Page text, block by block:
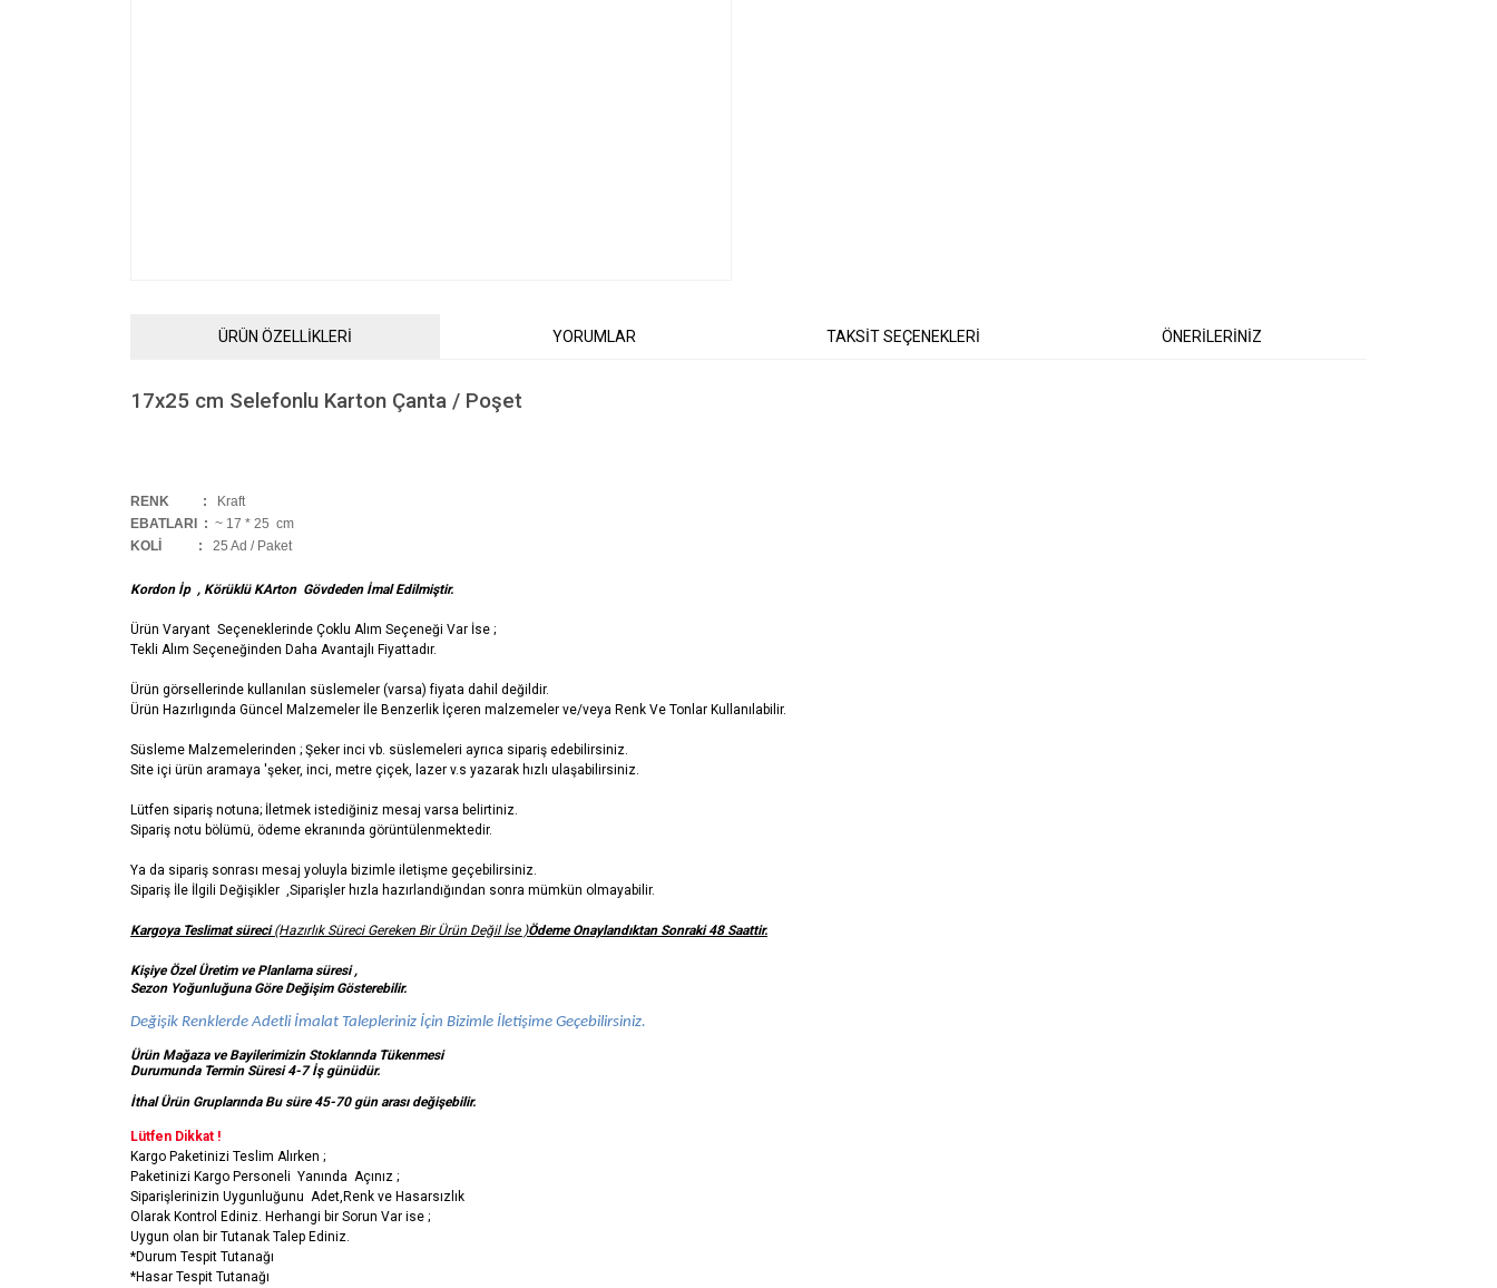
ÜRÜN ÖZELLİKLERİ YORUMLAR TAKSİT SEÇENEKLERİ ÖNERİLERİNİZ
17x25 cm Selefonlu Karton Çanta / Poşet
RENK :
Kraft
EBATLARI : ~ 17 * 25 cm
KOLİ
: 25 Ad / Paket
Kordon İp , Körüklü KArton Gövdeden İmal Edilmiştir.
Ürün Varyant Seçeneklerinde Çoklu Alım Seçeneği Var İse ;
Tekli Alım Seçeneğinden Daha Avantajlı Fiyattadır.
Ürün görsellerinde kullanılan süslemeler (varsa) fiyata dahil değildir.
Ürün Hazırlıgında Güncel Malzemeler İle Benzerlik İçeren malzemeler ve/veya Renk Ve Tonlar Kullanılabilir.
Süsleme Malzemelerinden ; Şeker inci vb. süslemeleri ayrıca sipariş edebilirsiniz.
Site içi ürün aramaya 'şeker, inci, metre çiçek, lazer v.s yazarak hızlı ulaşabilirsiniz.
Lütfen sipariş notuna; İletmek istediğiniz mesaj varsa belirtiniz.
Sipariş notu bölümü, ödeme ekranında görüntülenmektedir.
Ya da sipariş sonrası mesaj yoluyla bizimle iletişme geçebilirsiniz.
Sipariş İle İlgili Değişikler ,Siparişler hızla hazırlandığından sonra mümkün olmayabilir.
Kargoya Teslimat süreci(Hazırlık Süreci Gereken Bir Ürün Değil İse )Ödeme Onaylandıktan Sonraki 48 Saattir.
Kişiye Özel Üretim ve Planlama süresi ,
Sezon Yoğunluğuna Göre Değişim Gösterebilir.
Değişik Renklerde Adetli İmalat Talepleriniz İçin Bizimle İletişime Geçebilirsiniz.
Ürün Mağaza ve Bayilerimizin Stoklarında Tükenmesi
Durumunda Termin Süresi 4-7 İş günüdür.
İthal Ürün Gruplarında Bu süre 45-70 gün arası değişebilir.
Lütfen Dikkat !
Kargo Paketinizi Teslim Alırken ;
Paketinizi Kargo Personeli Yanında Açınız ;
Siparişlerinizin Uygunluğunu Adet,Renk ve Hasarsızlık
Olarak Kontrol Ediniz. Herhangi bir Sorun Var ise ;
Uygun olan bir Tutanak Talep Ediniz.
*Durum Tespit Tutanağı
*Hasar Tespit Tutanağı